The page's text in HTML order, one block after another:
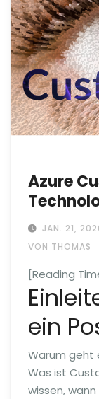
Azure
JAN. 21,
VON THOMAS
[Reading
ein
Warum geht
Was ist
wissen,